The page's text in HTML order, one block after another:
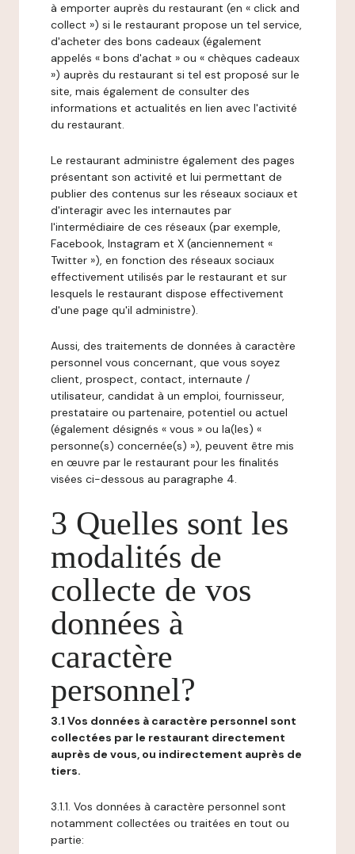
à emporter auprès du restaurant (en « click and
collect ») si le restaurant propose un tel service,
d'acheter des bons cadeaux (également
appelés « bons d'achat » ou « chèques cadeaux
») auprès du restaurant si tel est proposé sur le
site, mais également de consulter des
informations et actualités en lien avec l'activité
du restaurant.
Le restaurant administre également des pages
présentant son activité et lui permettant de
publier des contenus sur les réseaux sociaux et
d'interagir avec les internautes par
l'intermédiaire de ces réseaux (par exemple,
Facebook, Instagram et X (anciennement «
Twitter »), en fonction des réseaux sociaux
effectivement utilisés par le restaurant et sur
lesquels le restaurant dispose effectivement
d'une page qu'il administre).
Aussi, des traitements de données à caractère
personnel vous concernant, que vous soyez
client, prospect, contact, internaute /
utilisateur, candidat à un emploi, fournisseur,
prestataire ou partenaire, potentiel ou actuel
(également désignés « vous » ou la(les) «
personne(s) concernée(s) »), peuvent être mis
en œuvre par le restaurant pour les finalités
visées ci-dessous au paragraphe 4.
3 Quelles sont les
modalités de
collecte de vos
données à
caractère
personnel?
3.1 Vos données à caractère personnel sont
collectées par le restaurant directement
auprès de vous, ou indirectement auprès de
tiers.
3.1.1. Vos données à caractère personnel sont
notamment collectées ou traitées en tout ou
partie: